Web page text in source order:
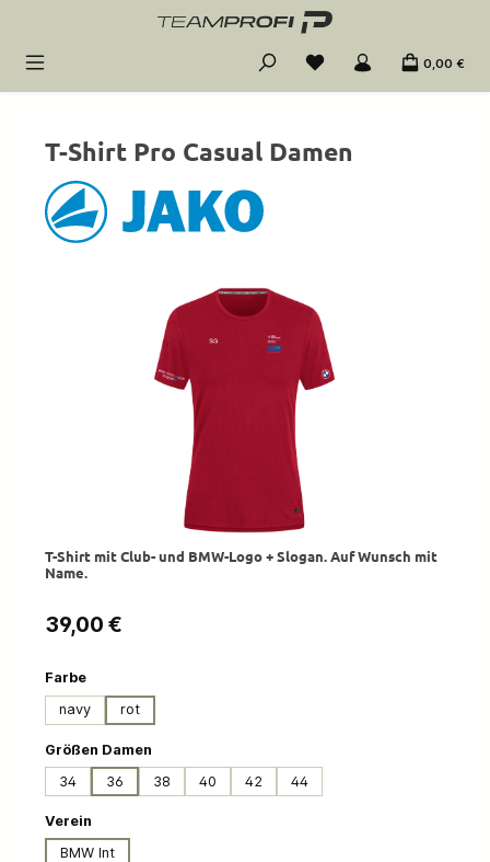
Zum Hauptinhalt springen
0,00 €
T-Shirt Pro Casual Damen
Bildergalerie überspringen
T-Shirt mit Club- und BMW-Logo + Slogan. Auf Wunsch mit
Name.
Regulärer Preis:
39,00 €
Farbeauswählen
navy
rot
Größen Damen
34
36 38 40 42 44
Verein
BMW Int